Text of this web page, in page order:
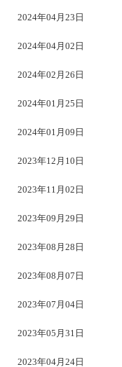
2024年04月23日
2024年04月02日
2024年02月26日
2024年01月25日
2024年01月09日
2023年12月10日
2023年11月02日
2023年09月29日
2023年08月28日
2023年08月07日
2023年07月04日
2023年05月31日
2023年04月24日